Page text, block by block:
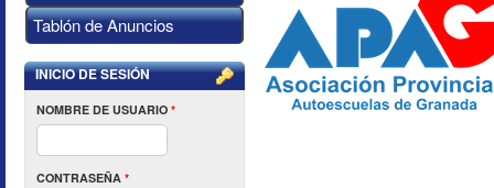
Tablón de Anuncios
INICIO DE SESIÓN
NOMBRE DE USUARIO *
CONTRASEÑA *